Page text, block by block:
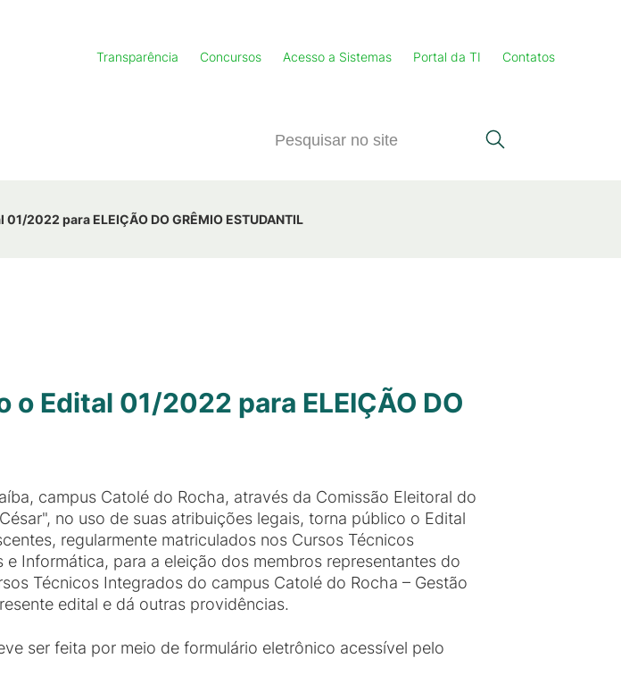
Transparência Concursos Acesso a Sistemas Portal da TI Contatos
2022 para ELEIÇÃO DO GRÊMIO ESTUDANTIL
Edital 01/2022 para ELEIÇÃO DO
campus Catolé do Rocha, através da Comissão Eleitoral do
no uso de suas atribuições legais, torna público o Edital
regularmente matriculados nos Cursos Técnicos
Informática, para a eleição dos membros representantes do
Técnicos Integrados do campus Catolé do Rocha – Gestão
edital e dá outras providências.
ser feita por meio de formulário eletrônico acessível pelo